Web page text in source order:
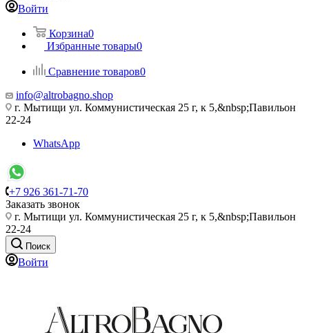
Войти
Корзина0
Избранные товары0
Сравнение товаров0
info@altrobagno.shop
г. Мытищи ул. Коммунистическая 25 г, к 5,&nbsp;Павильон
22-24
WhatsApp
+7 926 361-71-70
Заказать звонок
г. Мытищи ул. Коммунистическая 25 г, к 5,&nbsp;Павильон
22-24
Поиск
Войти